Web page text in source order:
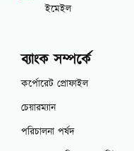
ইমেইল
ব্যাংক সম্পর্কে
কর্পোরেট প্রোফাইল
চেয়ারম্যান
পরিচালনা পর্ষদ